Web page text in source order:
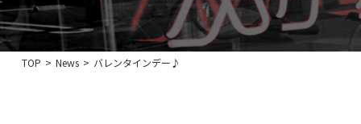
TOP > News > バレンタインデー♪